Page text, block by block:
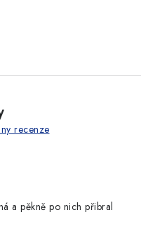
recenze
a pěkně po nich přibral